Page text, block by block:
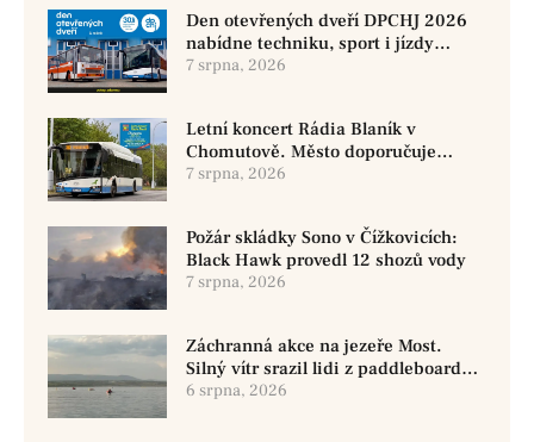
Den otevřených dveří DPCHJ 2026
nabídne techniku, sport i jízdy
historickými vozy
7 srpna, 2026
Letní koncert Rádia Blaník v
Chomutově. Město doporučuje
využít MHD
7 srpna, 2026
Požár skládky Sono v Čížkovicích:
Black Hawk provedl 12 shozů vody
7 srpna, 2026
Záchranná akce na jezeře Most.
Silný vítr srazil lidi z paddleboardů,
dvě osoby se pohřešují
6 srpna, 2026